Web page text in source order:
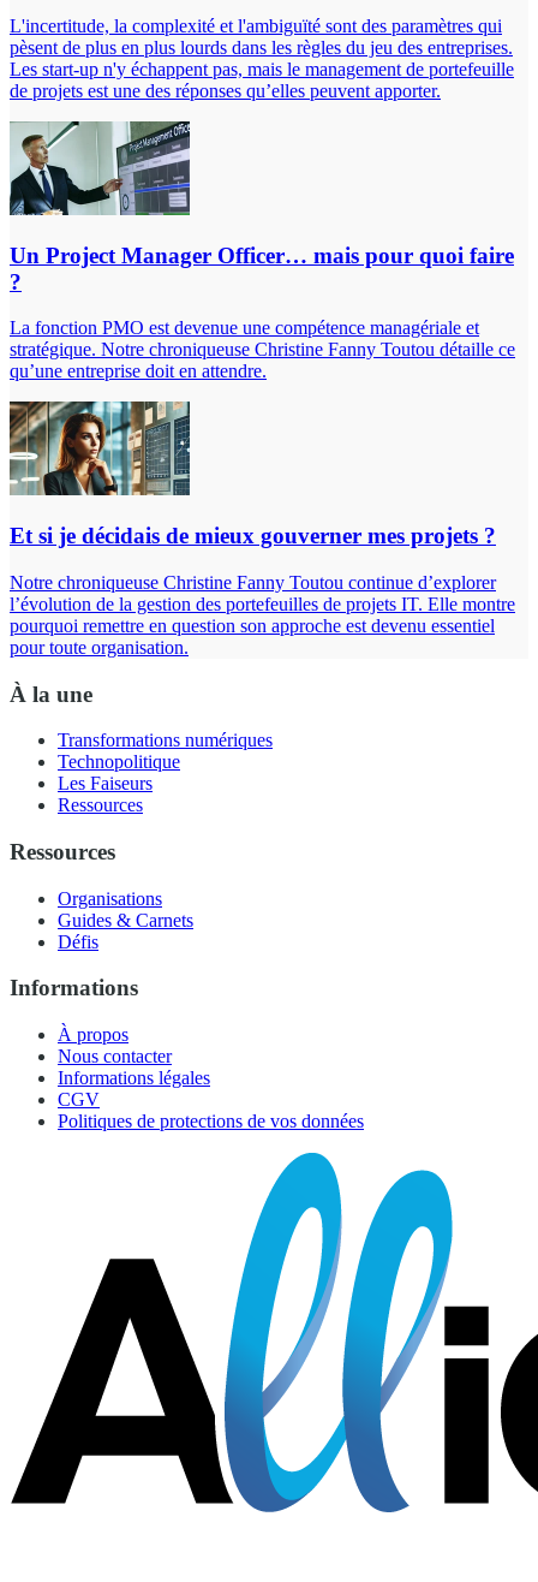
L'incertitude, la complexité et l'ambiguïté sont des paramètres qui
pèsent de plus en plus lourds dans les règles du jeu des entreprises.
Les start-up n'y échappent pas, mais le management de portefeuille
de projets est une des réponses qu’elles peuvent apporter.
Un Project Manager Officer… mais pour quoi faire
?
La fonction PMO est devenue une compétence managériale et
stratégique. Notre chroniqueuse Christine Fanny Toutou détaille ce
qu’une entreprise doit en attendre.
Et si je décidais de mieux gouverner mes projets ?
Notre chroniqueuse Christine Fanny Toutou continue d’explorer
l’évolution de la gestion des portefeuilles de projets IT. Elle montre
pourquoi remettre en question son approche est devenu essentiel
pour toute organisation.
À la une
Transformations numériques
Technopolitique
Les Faiseurs
Ressources
Ressources
Organisations
Guides & Carnets
Défis
Informations
À propos
Nous contacter
Informations légales
CGV
Politiques de protections de vos données